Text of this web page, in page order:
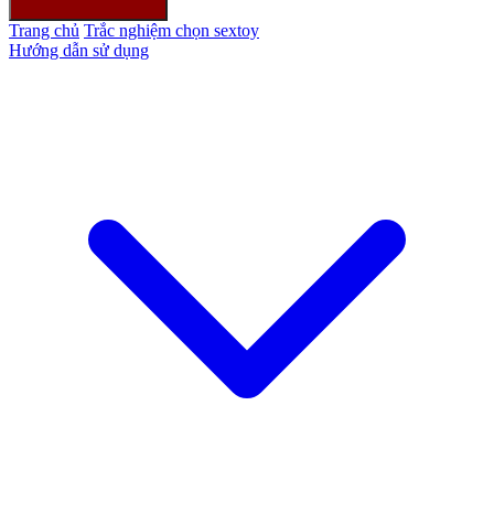
Trang chủ Trắc nghiệm chọn sextoy
Hướng dẫn sử dụng